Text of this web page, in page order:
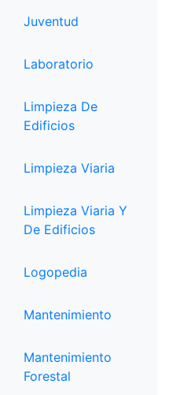
Juventud
Laboratorio
Limpieza De
Edificios
Limpieza Viaria
Limpieza Viaria Y
De Edificios
Logopedia
Mantenimiento
Mantenimiento
Forestal